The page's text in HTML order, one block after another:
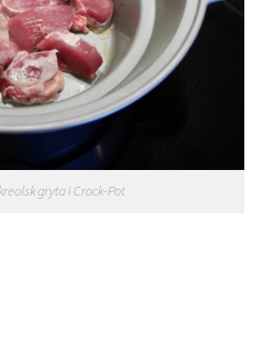
gryta i Crock-Pot